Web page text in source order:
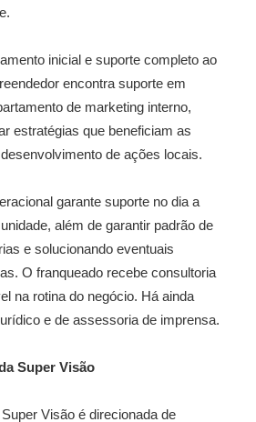
inicial e suporte completo ao
encontra suporte em
de marketing interno,
estratégias que beneficiam as
de ações locais.
garante suporte no dia a
além de garantir padrão de
e solucionando eventuais
O franqueado recebe consultoria
na rotina do negócio. Há ainda
e de assessoria de imprensa.
Super Visão
Visão é direcionada de